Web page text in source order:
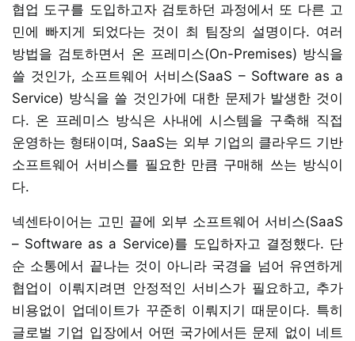
협업 도구를 도입하고자 검토하던 과정에서 또 다른 고
민에 빠지게 되었다는 것이 최 팀장의 설명이다. 여러
방법을 검토하면서 온 프레미스(On-Premises) 방식을
쓸 것인가, 소프트웨어 서비스(SaaS – Software as a
Service) 방식을 쓸 것인가에 대한 문제가 발생한 것이
다. 온 프레미스 방식은 사내에 시스템을 구축해 직접
운영하는 형태이며, SaaS는 외부 기업의 클라우드 기반
소프트웨어 서비스를 필요한 만큼 구매해 쓰는 방식이
다.
넥센타이어는 고민 끝에 외부 소프트웨어 서비스(SaaS
– Software as a Service)를 도입하자고 결정했다. 단
순 소통에서 끝나는 것이 아니라 국경을 넘어 유연하게
협업이 이뤄지려면 안정적인 서비스가 필요하고, 추가
비용없이 업데이트가 꾸준히 이뤄지기 때문이다. 특히
글로벌 기업 입장에서 어떤 국가에서든 문제 없이 네트